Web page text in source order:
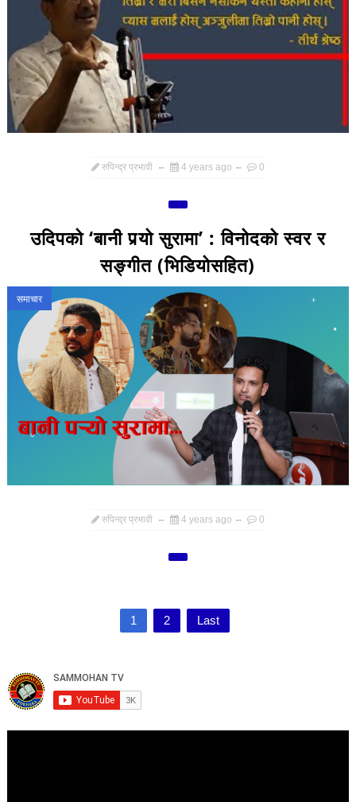
रुपिन्द्र प्रभावी 4 years ago 0
उदिपको ‘बानी पर्‍यो सुरामा’ : विनोदको स्वर र
सङ्गीत (भिडियोसहित)
समाचार
रुपिन्द्र प्रभावी 4 years ago 0
1 2 Last